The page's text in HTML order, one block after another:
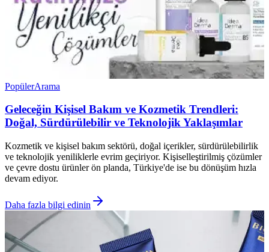
PopülerArama
Geleceğin Kişisel Bakım ve Kozmetik Trendleri:
Doğal, Sürdürülebilir ve Teknolojik Yaklaşımlar
Kozmetik ve kişisel bakım sektörü, doğal içerikler, sürdürülebilirlik
ve teknolojik yeniliklerle evrim geçiriyor. Kişiselleştirilmiş çözümler
ve çevre dostu ürünler ön planda, Türkiye'de ise bu dönüşüm hızla
devam ediyor.
Daha fazla bilgi edinin